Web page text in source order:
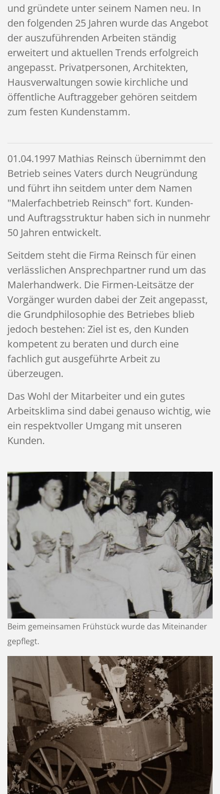
und gründete unter seinem Namen neu. In
den folgenden 25 Jahren wurde das Angebot
der auszuführenden Arbeiten ständig
erweitert und aktuellen Trends erfolgreich
angepasst. Privatpersonen, Architekten,
Hausverwaltungen sowie kirchliche und
öffentliche Auftraggeber gehören seitdem
zum festen Kundenstamm.
01.04.1997 Mathias Reinsch übernimmt den
Betrieb seines Vaters durch Neugründung
und führt ihn seitdem unter dem Namen
"Malerfachbetrieb Reinsch" fort. Kunden-
und Auftragsstruktur haben sich in nunmehr
50 Jahren entwickelt.
Seitdem steht die Firma Reinsch für einen
verlässlichen Ansprechpartner rund um das
Malerhandwerk. Die Firmen-Leitsätze der
Vorgänger wurden dabei der Zeit angepasst,
die Grundphilosophie des Betriebes blieb
jedoch bestehen: Ziel ist es, den Kunden
kompetent zu beraten und durch eine
fachlich gut ausgeführte Arbeit zu
überzeugen.
Das Wohl der Mitarbeiter und ein gutes
Arbeitsklima sind dabei genauso wichtig, wie
ein respektvoller Umgang mit unseren
Kunden.
Beim gemeinsamen Frühstück wurde das Miteinander
gepflegt.